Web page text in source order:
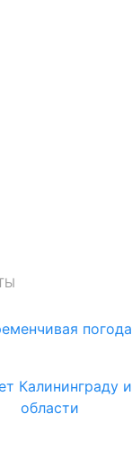
погода
Калининграду и
области